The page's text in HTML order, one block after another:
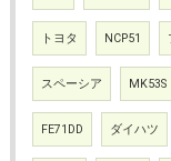
トヨタ NCP51
スペーシア MK53S
FE71DD ダイハツ